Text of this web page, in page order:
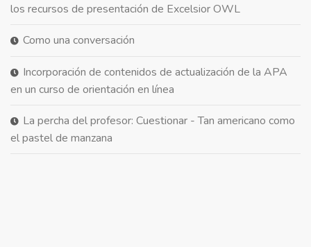
los recursos de presentación de Excelsior OWL
Como una conversación
Incorporación de contenidos de actualización de la APA
en un curso de orientación en línea
La percha del profesor: Cuestionar - Tan americano como
el pastel de manzana